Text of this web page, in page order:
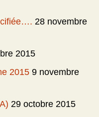
28 novembre
2015
2015 9 novembre
29 octobre 2015